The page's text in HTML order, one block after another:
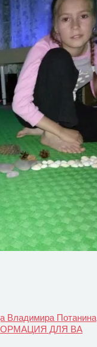
Владимира Потанина
ДЛЯ ВА